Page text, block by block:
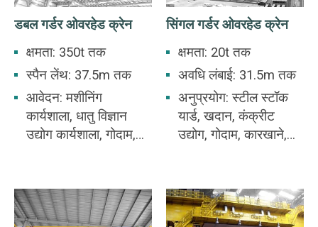
डबल गर्डर ओवरहेड क्रेन
क्षमता: 350t तक
स्पैन लेंथ: 37.5m तक
आवेदन: मशीनिंग
कार्यशाला, धातु विज्ञान
उद्योग कार्यशाला, गोदाम,
कार्यशाला, खाद्य उद्योग
कार्यशाला के लिए
सिंगल गर्डर ओवरहेड क्रेन
क्षमता: 20t तक
अवधि लंबाई: 31.5m तक
अनुप्रयोग: स्टील स्टॉक
यार्ड, खदान, कंक्रीट
उद्योग, गोदाम, कारखाने,
है। ओवरहेड क्रेन विभिन्न
उठाने वाले अनुप्रयोगों की